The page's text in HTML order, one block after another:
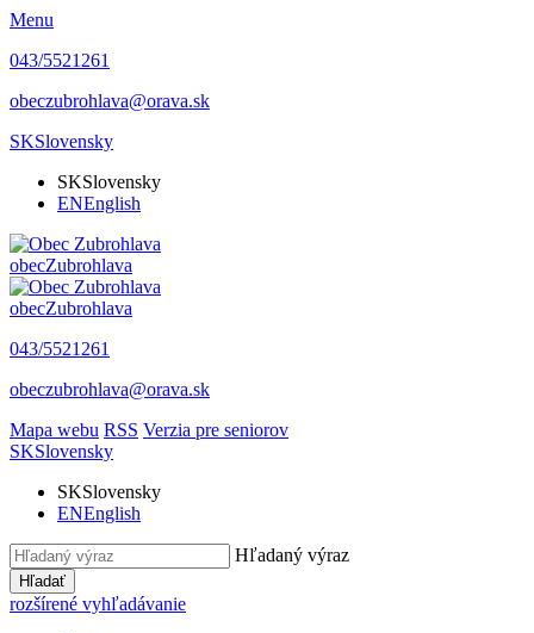
Menu
043/5521261
obeczubrohlava@orava.sk
SKSlovensky
SKSlovensky
ENEnglish
obecZubrohlava
obecZubrohlava
043/5521261
obeczubrohlava@orava.sk
Mapa webu RSS Verzia pre seniorov
SKSlovensky
SKSlovensky
ENEnglish
Hľadaný výraz
Hľadať
rozšírené vyhľadávanie